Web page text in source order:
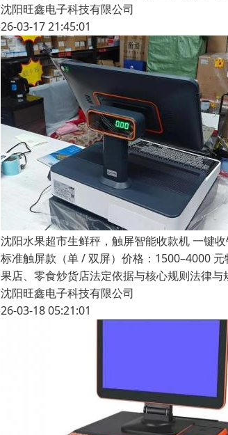
沈阳旺鑫电子科技有限公司
26-03-17 21:45:01
沈阳水果超市生鲜秤，触屏智能收款机 一键
标准触屏款（单 / 双屏）价格：1500–4000
果店、零食炒货店法定依据与核心规则法律
沈阳旺鑫电子科技有限公司
26-03-18 05:21:01